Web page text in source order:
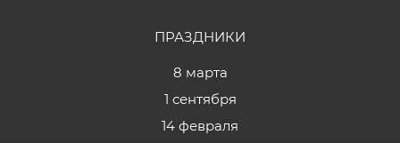
ПРАЗДНИКИ
8 марта
1 сентября
14 февраля